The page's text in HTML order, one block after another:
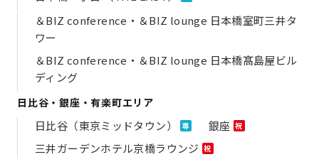
＆BIZ conference・＆BIZ lounge 日本橋室町三井タ
ワー
＆BIZ conference・＆BIZ lounge 日本橋髙島屋ビル
ディング
日比谷・銀座・有楽町エリア
日比谷（東京ミッドタウン） 専 銀座 祝
三井ガーデンホテル京橋ラウンジ 祝